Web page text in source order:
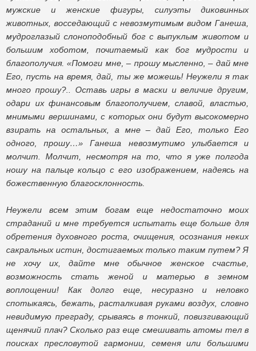
мужские и женские фигуры, силуэты диковинных
животных, восседающий с невозмутимым видом Ганеша,
мудроглазый слоноподобный бог с выпуклым животом и
большим хоботом, почитаемый как бог мудрости и
благополучия. «Помоги мне, – прошу мысленно, – дай мне
Его, пусть на время, дай, ты же можешь! Неужели я так
много прошу?.. Оставь игры в маски и величие другим,
одари их финансовым благополучием, славой, властью,
мнимыми вершинами, с которых они будут высокомерно
взирать на остальных, а мне – дай Его, только Его
одного, прошу…» Ганеша невозмутимо улыбается и
молчит. Молчит, несмотря на то, что я уже полгода
ношу на пальце кольцо с его изображением, надеясь на
божественную благосклонность.
Неужели всем этим богам еще недостаточно моих
страданий и мне требуется испытать еще больше для
обретения духовного роста, очищения, осознания неких
сакральных истин, достигаемых только таким путем? Я
не хочу их, дайте мне обычное женское счастье,
возможность стать женой и матерью в земном
воплощении! Как долго еще, несуразно и неловко
спотыкаясь, бежать, расталкивая руками воздух, словно
невидимую преграду, срываясь в тонкий, повизгивающий
щенячий плач? Сколько раз еще смешивать атомы тел в
поисках пресловутой гармонии, семеня или большими